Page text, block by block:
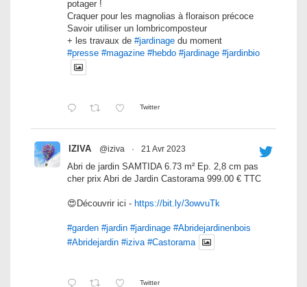
potager !
Craquer pour les magnolias à floraison précoce
Savoir utiliser un lombricomposteur
+ les travaux de #jardinage du moment
#presse #magazine #hebdo #jardinage #jardinbio
Twitter
IZIVA @iziva · 21 Avr 2023
Abri de jardin SAMTIDA 6.73 m² Ep. 2,8 cm pas
cher prix Abri de Jardin Castorama 999.00 € TTC
😍Découvrir ici - https://bit.ly/3owvuTk
#garden #jardin #jardinage #Abridejardinenbois
#Abridejardin #iziva #Castorama
Twitter